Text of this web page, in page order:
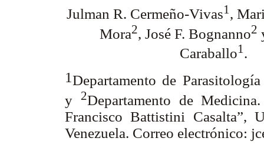
Julman R. Cermeño-Vivas1 ,
Mora2, José F. Bognanno2
Caraballo1 .
1Departamento de
y
2Departamento de
Francisco Battistini Casalta”,
Venezuela. Correo electrónico: